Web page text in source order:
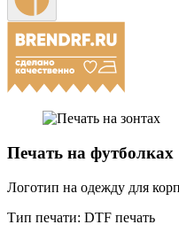
Печать на футболках
Логотип на одежду для
Тип печати: DTF печать